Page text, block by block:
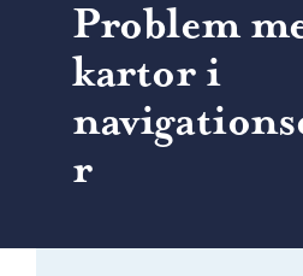
Problem
kartor i
r